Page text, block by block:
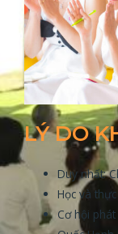
LÝ DO
Duy nhất:
Học và
Cơ hội